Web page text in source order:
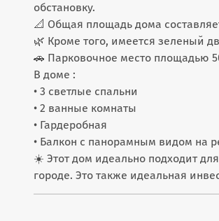
обстановку.
📐 Общая площадь дома
🌿 Кроме того, имеется зеленый
🚗 Парковочное место площадью
В доме :
• 3 светлые спальни
• 2 ванные комнаты
• Гардеробная
• Балкон с панорамным видом на
☀️ Этот дом идеально подходит
городе. Это также идеальная